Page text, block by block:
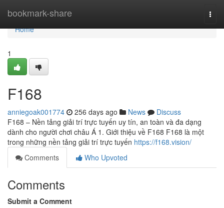
bookmark-share
Home
Home
1
F168
anniegoak001774 256 days ago News
Discuss
F168 – Nền tảng giải trí trực tuyến uy tín, an toàn và đa dạng
dành cho người chơi châu Á 1. Giới thiệu về F168 F168 là một
trong những nền tảng giải trí trực tuyến https://f168.vision/
Comments
Who Upvoted
Comments
Submit a Comment